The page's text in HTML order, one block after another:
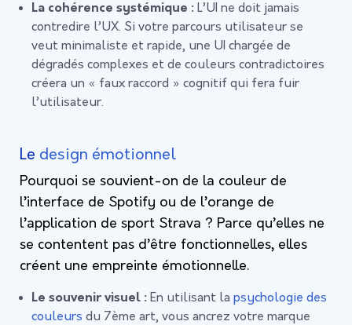
La cohérence systémique : L’UI ne doit jamais
contredire l’UX. Si votre parcours utilisateur se
veut minimaliste et rapide, une UI chargée de
dégradés complexes et de couleurs contradictoires
créera un « faux raccord » cognitif qui fera fuir
l’utilisateur.
Le design émotionnel
Pourquoi se souvient-on de la couleur de
l’interface de Spotify ou de l’orange de
l’application de sport Strava ? Parce qu’elles ne
se contentent pas d’être fonctionnelles, elles
créent une empreinte émotionnelle.
Le souvenir visuel : En utilisant la psychologie des
couleurs du 7ème art, vous ancrez votre marque